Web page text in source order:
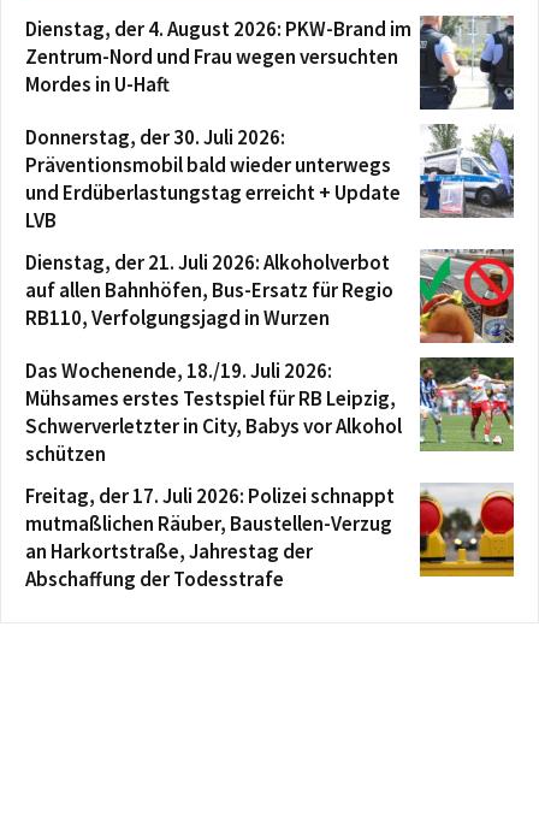
Dienstag, der 4. August 2026: PKW-Brand im
Zentrum-Nord und Frau wegen versuchten
Mordes in U-Haft
Donnerstag, der 30. Juli 2026:
Präventionsmobil bald wieder unterwegs
und Erdüberlastungstag erreicht + Update
LVB
Dienstag, der 21. Juli 2026: Alkoholverbot
auf allen Bahnhöfen, Bus-Ersatz für Regio
RB110, Verfolgungsjagd in Wurzen
Das Wochenende, 18./19. Juli 2026:
Mühsames erstes Testspiel für RB Leipzig,
Schwerverletzter in City, Babys vor Alkohol
schützen
Freitag, der 17. Juli 2026: Polizei schnappt
mutmaßlichen Räuber, Baustellen-Verzug
an Harkortstraße, Jahrestag der
Abschaffung der Todesstrafe